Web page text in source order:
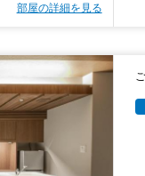
部屋の詳細を見る